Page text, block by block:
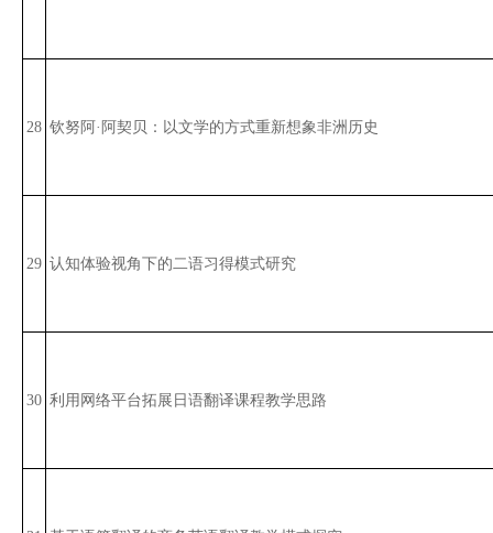
28 钦努阿·阿契贝：以文学的方式重新想象非洲历史
29 认知体验视角下的二语习得模式研究
30 利用网络平台拓展日语翻译课程教学思路